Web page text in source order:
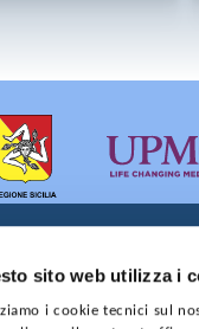
sito web utilizza i
i cookie tecnici sul
Sociale:
Registro delle